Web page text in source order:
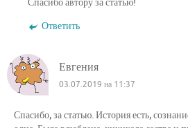
Спасибо автору за статью!
Ответить
Евгения
03.07.2019 на 11:37
Спасибо, за статью. История есть,